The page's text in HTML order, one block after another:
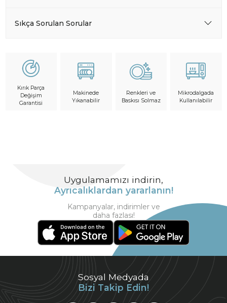
Sıkça Sorulan Sorular
Kırık Parça
Değişim
Garantisi
Makinede
Yıkanabilir
Renkleri ve
Baskısı Solmaz
Mikrodalgada
Kullanılabilir
Sosyal Medyada
Bizi Takip Edin!
Uygulamamızı indirin,
Ayrıcalıklardan yararlanın!
Kampanyalar, indirimler ve
daha fazlası!